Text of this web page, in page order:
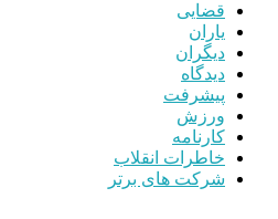
قضایی
یاران
دیگران
دیدگاه
پیشرفت
ورزش
کارنامه
خاطرات انقلاب
شرکت های برتر